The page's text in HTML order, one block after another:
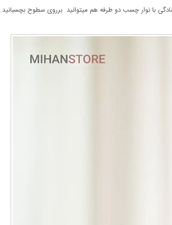
با نوار چسب دو طرفه هم میتوانید برروی سطوح بچسبانید.